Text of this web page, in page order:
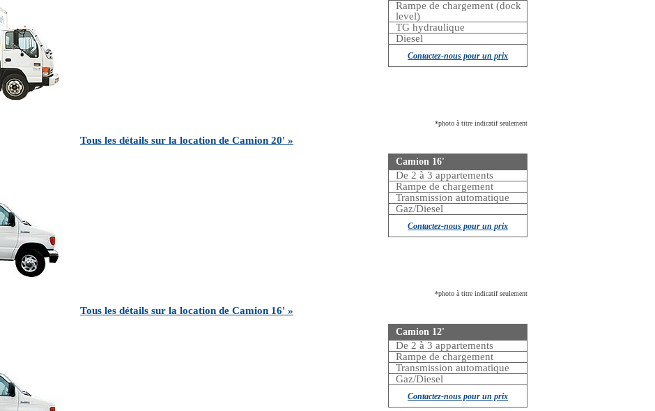
Rampe de chargement (dock
level)
TG hydraulique
Diesel
Contactez-nous pour un prix
*photo à titre indicatif seulement
Tous les détails sur la location de Camion 20' »
Camion 16'
De 2 à 3 appartements
Rampe de chargement
Transmission automatique
Gaz/Diesel
Contactez-nous pour un prix
*photo à titre indicatif seulement
Tous les détails sur la location de Camion 16' »
Camion 12'
De 2 à 3 appartements
Rampe de chargement
Transmission automatique
Gaz/Diesel
Contactez-nous pour un prix